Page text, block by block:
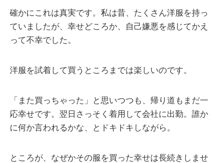
確かにこれは真実です。私は昔、たくさん洋服を持っ
ていましたが、幸せどころか、自己嫌悪を感じてかえ
って不幸でした。
洋服を試着して買うところまでは楽しいのです。
「また買っちゃった」と思いつつも、帰り道もまだ一
応幸せです。翌日さっそく着用して会社に出勤。誰か
に何か言われるかな、とドキドキしながら。
ところが、なぜかその服を買った幸せは長続きしませ